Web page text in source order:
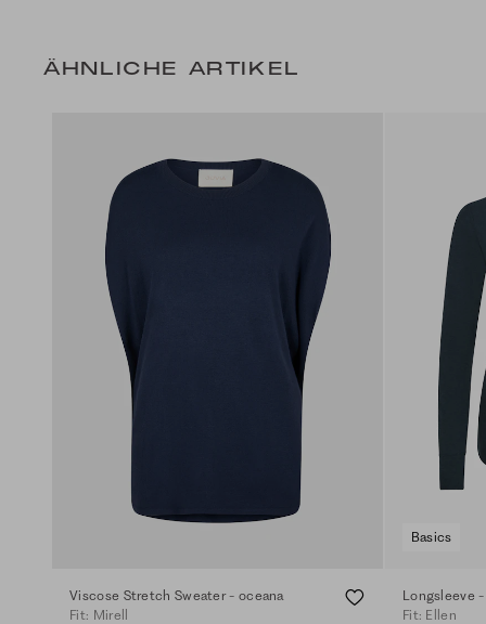
ÄHNLICHE ARTIKEL
Viscose Stretch Sweater - oceana
Fit: Mirell
Basics
Longsleeve
Fit: Ellen